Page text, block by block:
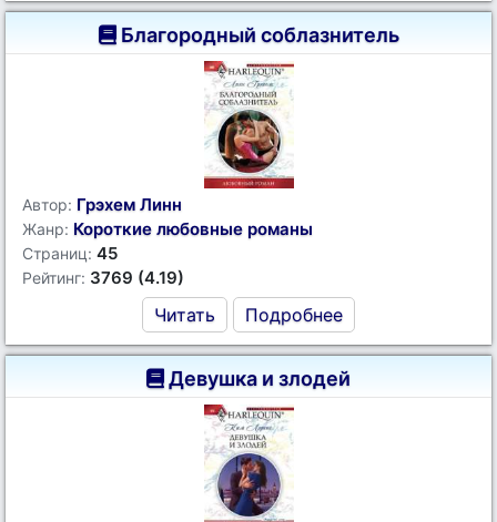
Благородный соблазнитель
Автор: Грэхем Линн
Жанр: Короткие любовные романы
Страниц: 45
Рейтинг: 3769 (4.19)
Читать Подробнее
Девушка и злодей